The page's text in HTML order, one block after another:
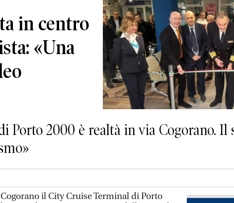
in centro
«Una
Porto 2000 è realtà in via Cogorano. Il
il City Cruise Terminal di Porto